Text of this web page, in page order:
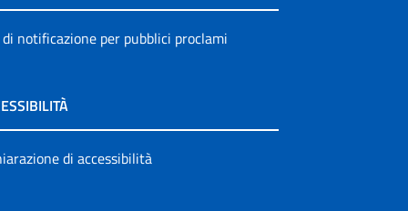
notificazione per pubblici proclami
di accessibilità